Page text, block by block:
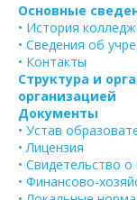
Основные
• История
• Сведения об
• Контакты
Структура и
организацией
Документы
• Устав
• Лицензия
• Свидетельство о
• Финансово-